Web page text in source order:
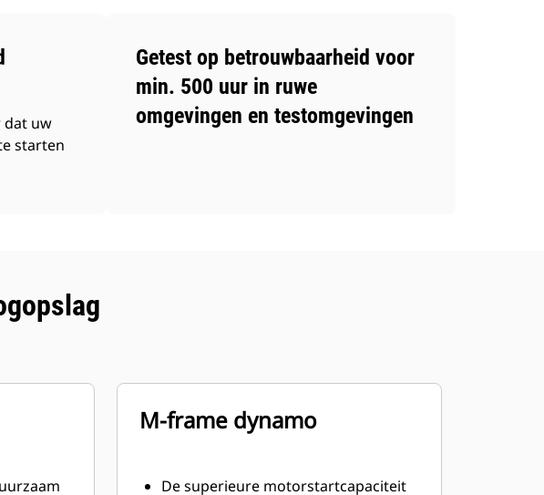
dat uw
starten
Getest op betrouwbaarheid voor
min. 500 uur in ruwe
omgevingen en testomgevingen
M-frame dynamo
De superieure motorstartcapaciteit